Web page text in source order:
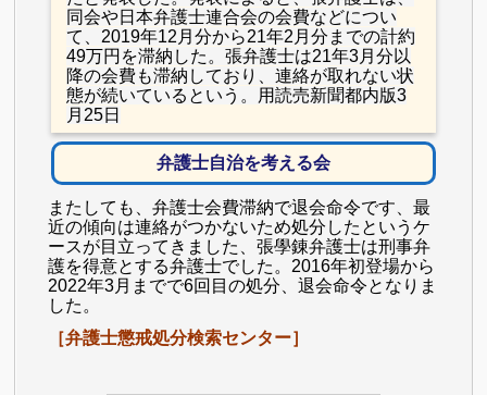
同会や日本弁護士連合会の会費などについ
て、2019年12月分から21年2月分までの計約
49万円を滞納した。張弁護士は21年3月分以
降の会費も滞納しており、連絡が取れない状
態が続いているという。用読売新聞都内版3
月25日
弁護士自治を考える会
またしても、弁護士会費滞納で退会命令です、最
近の傾向は連絡がつかないため処分したというケ
ースが目立ってきました、張學錬弁護士は刑事弁
護を得意とする弁護士でした。2016年初登場から
2022年3月までで6回目の処分、退会命令となりま
した。
［弁護士懲戒処分検索センター］